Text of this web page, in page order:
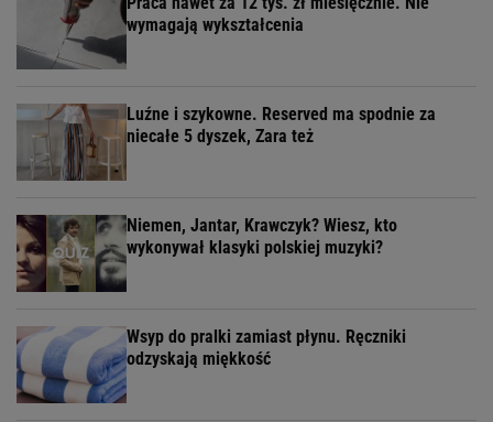
wymagają wykształcenia
Luźne i szykowne. Reserved ma spodnie za
niecałe 5 dyszek, Zara też
Niemen, Jantar, Krawczyk? Wiesz, kto
wykonywał klasyki polskiej muzyki?
Wsyp do pralki zamiast płynu. Ręczniki
odzyskają miękkość